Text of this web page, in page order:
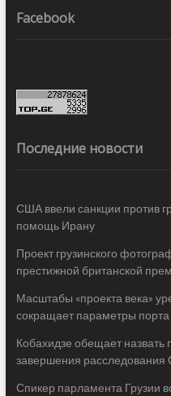
Facebook
Последние новости
США ввели санкции против
помощь Ирану
Проект грузинского
престижной британской
Масштабы «проекта века»
сокращает параметры
Кобахидзе обещает назвать
завершения расследования
Спикер парламента Грузии